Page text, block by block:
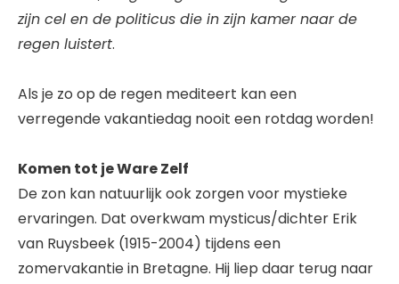
zijn cel en de politicus die in zijn kamer naar de
regen luistert.
Als je zo op de regen mediteert kan een
verregende vakantiedag nooit een rotdag worden!
Komen tot je Ware Zelf
De zon kan natuurlijk ook zorgen voor mystieke
ervaringen. Dat overkwam mysticus/dichter Erik
van Ruysbeek (1915-2004) tijdens een
zomervakantie in Bretagne. Hij liep daar terug naar